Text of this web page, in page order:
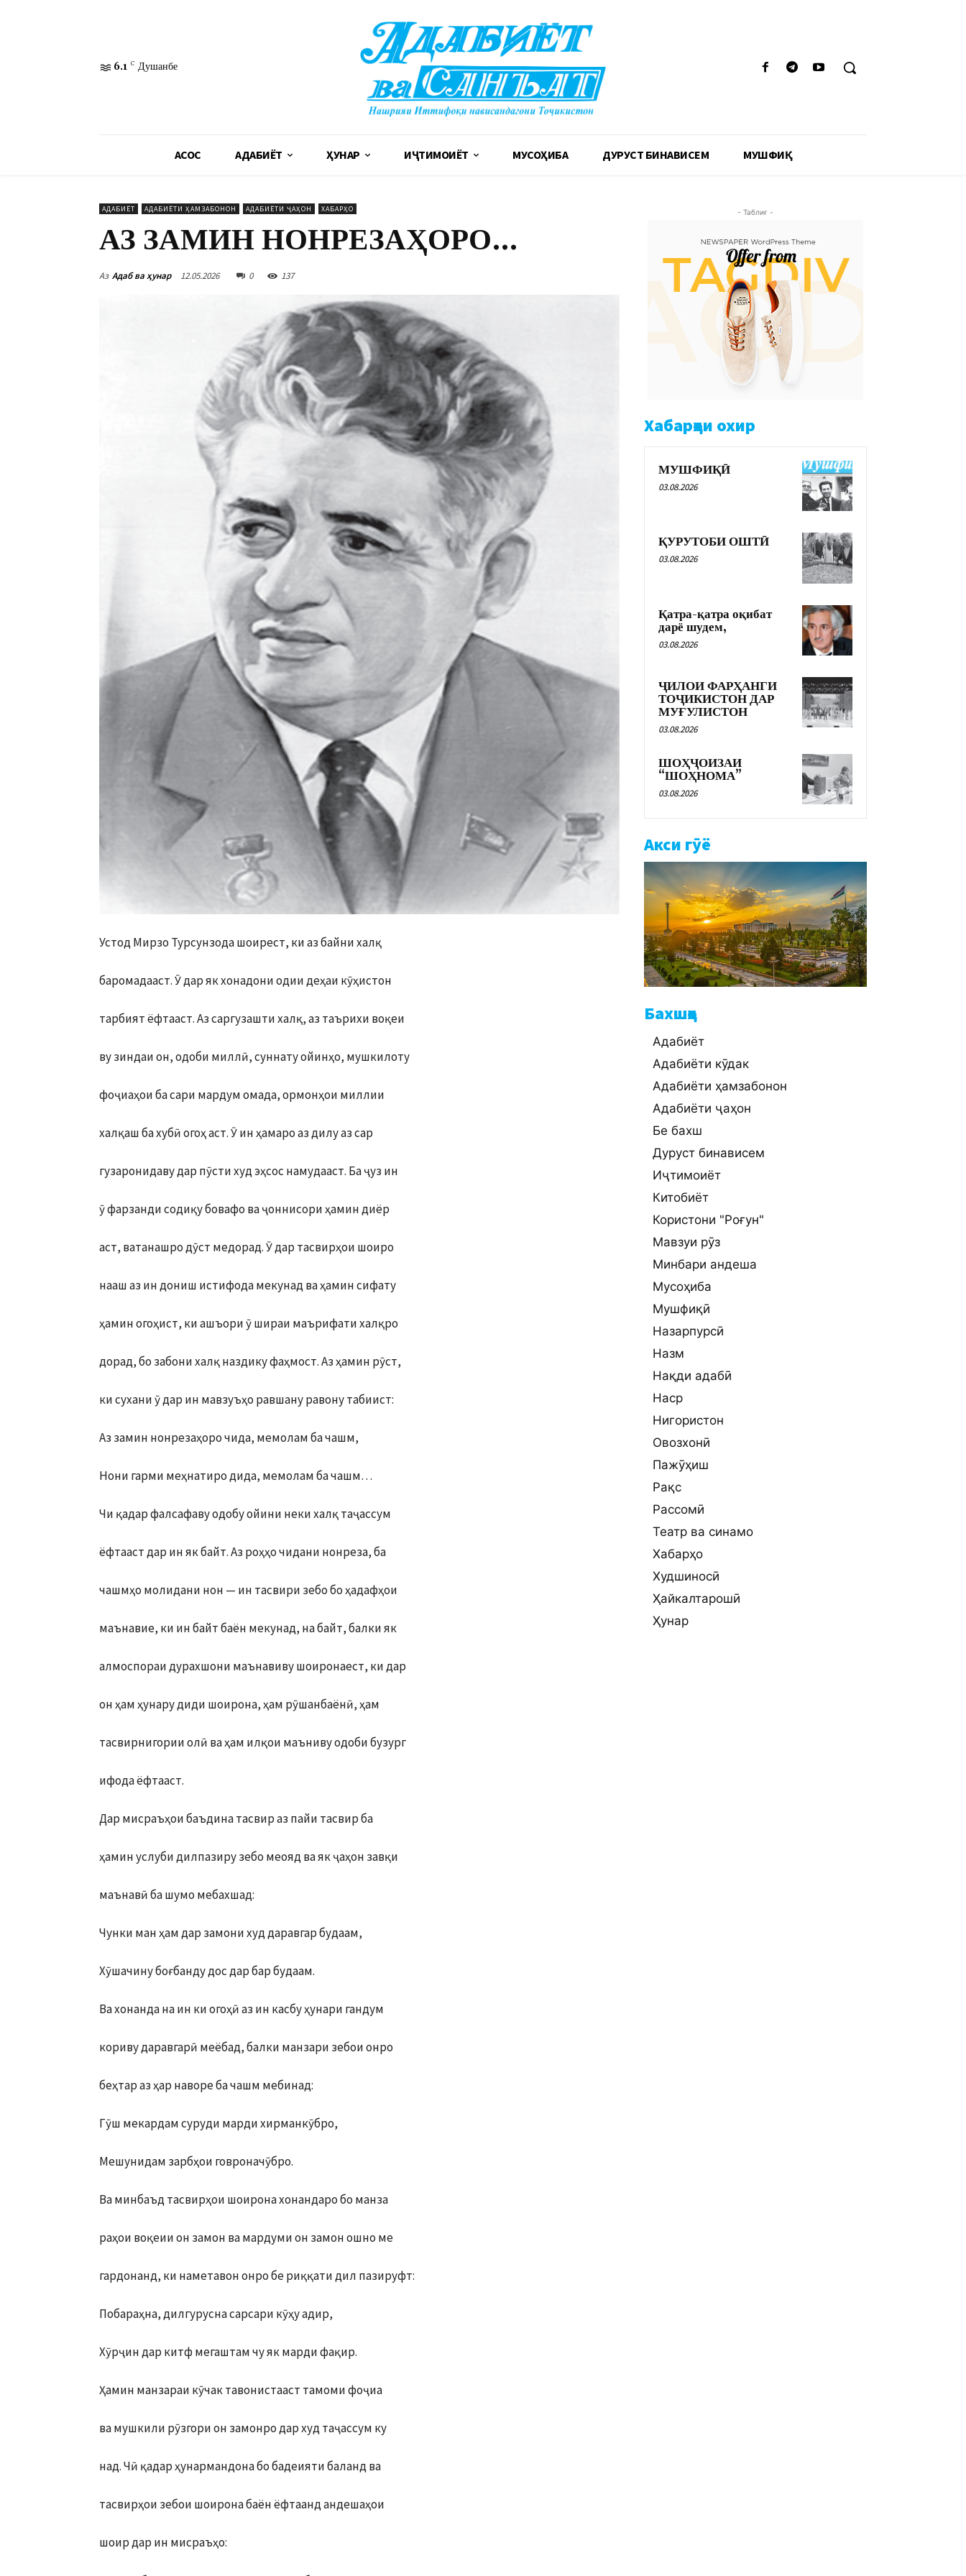
6.1 C Душанбе
АСОСӢ АДАБИЁТ ҲУНАР ИҶТИМОИЁТ МУСОҲИБА ДУРУСТ БИНАВИСЕМ МУШФИҚӢ
АДАБИЁТ АДАБИЁТИ ҲАМЗАБОНОН АДАБИЁТИ ҶАҲОН ХАБАРҲО
АЗ ЗАМИН НОНРЕЗАҲОРО…
Аз Адаб ва ҳунар 12.05.2026 0 137
Устод Мирзо Турсунзода шоирест, ки аз байни халқ
баромадааст. Ӯ дар як хонадони одии деҳаи кӯҳистон
тарбият ёфтааст. Аз саргузашти халқ, аз таърихи воқеи
ву зиндаи он, одоби миллӣ, суннату ойинҳо, мушкилоту
фоҷиаҳои ба сари мардум омада, ормонҳои миллии
халқаш ба хубӣ огоҳ аст. Ӯ ин ҳамаро аз дилу аз сар
гузаронидаву дар пӯсти худ эҳсос намудааст. Ба ҷуз ин
ӯ фарзанди содиқу бовафо ва ҷоннисори ҳамин диёр
аст, ватанашро дӯст медорад. Ӯ дар тасвирҳои шоиро
нааш аз ин дониш истифода мекунад ва ҳамин сифату
ҳамин огоҳист, ки ашъори ӯ шираи маърифати халқро
дорад, бо забони халқ наздику фаҳмост. Аз ҳамин рӯст,
ки сухани ӯ дар ин мавзуъҳо равшану равону табиист:
Аз замин нонрезаҳоро чида, мемолам ба чашм,
Нони гарми меҳнатиро дида, мемолам ба чашм…
Чи қадар фалсафаву одобу ойини неки халқ таҷассум
ёфтааст дар ин як байт. Аз роҳҳо чидани нонреза, ба
чашмҳо молидани нон — ин тасвири зебо бо ҳадафҳои
маънавие, ки ин байт баён мекунад, на байт, балки як
алмоспораи дурахшони маънавиву шоиронаест, ки дар
он ҳам ҳунару диди шоирона, ҳам рӯшанбаёнӣ, ҳам
тасвирнигории олӣ ва ҳам илқои маъниву одоби бузург
ифода ёфтааст.
Дар мисраъҳои баъдина тасвир аз пайи тасвир ба
ҳамин услуби дилпазиру зебо меояд ва як ҷаҳон завқи
маънавӣ ба шумо мебахшад:
Чунки ман ҳам дар замони худ даравгар будаам,
Хӯшачину боғбанду дос дар бар будаам.
Ва хонанда на ин ки огоҳӣ аз ин касбу ҳунари гандум
кориву даравгарӣ меёбад, балки манзари зебои онро
беҳтар аз ҳар наворе ба чашм мебинад:
Гӯш мекардам суруди марди хирманкӯбро,
Мешунидам зарбҳои говроначӯбро.
Ва минбаъд тасвирҳои шоирона хонандаро бо манза
раҳои воқеии он замон ва мардуми он замон ошно ме
гардонанд, ки наметавон онро бе риққати дил пазируфт:
Побараҳна, дилгурусна сарсари кӯҳу адир,
Хӯрҷин дар китф мегаштам чу як марди фақир.
Ҳамин манзараи кӯчак тавонистааст тамоми фоҷиа
ва мушкили рӯзгори он замонро дар худ таҷассум ку
над. Чӣ қадар ҳунармандона бо бадеияти баланд ва
тасвирҳои зебои шоирона баён ёфтаанд андешаҳои
шоир дар ин мисраъҳо:
- Таблиғ -
Хабарҳои охир
МУШФИҚӢ
03.08.2026
ҚУРУТОБИ ОШТӢ
03.08.2026
Қатра-қатра оқибат
дарё шудем,
03.08.2026
ҶИЛОИ ФАРҲАНГИ
ТОҶИКИСТОН ДАР
МУҒУЛИСТОН
03.08.2026
ШОҲҶОИЗАИ
“ШОҲНОМА”
03.08.2026
Акси гӯё
Бахшҳо
Адабиёт
Адабиёти кӯдак
Адабиёти ҳамзабонон
Адабиёти ҷаҳон
Бе бахш
Дуруст бинависем
Иҷтимоиёт
Китобиёт
Користони "Роғун"
Мавзуи рӯз
Минбари андеша
Мусоҳиба
Мушфиқӣ
Назарпурсӣ
Назм
Нақди адабӣ
Наср
Нигористон
Овозхонӣ
Пажӯҳиш
Рақс
Рассомӣ
Театр ва синамо
Хабарҳо
Худшиносӣ
Ҳайкалтарошӣ
Ҳунар